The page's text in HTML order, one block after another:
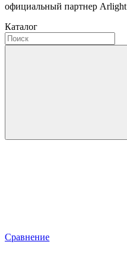
официальный партнер Arlight
Каталог
Сравнение